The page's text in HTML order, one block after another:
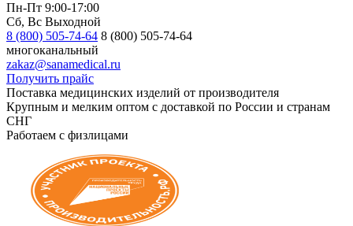
Пн-Пт 9:00-17:00
Сб, Вс Выходной
8 (800) 505-74-64 8 (800) 505-74-64
многоканальный
zakaz@sanamedical.ru
Получить прайс
Поставка медицинских изделий от производителя
Крупным и мелким оптом с доставкой по России и странам
СНГ
Работаем с физлицами